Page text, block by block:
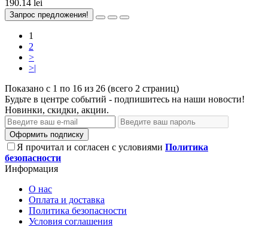
190.14 lei
Запрос предложения!
1
2
>
>|
Показано с 1 по 16 из 26 (всего 2 страниц)
Будьте в центре событий - подпишитесь на наши новости!
Новинки, скидки, акции.
Оформить подписку
Я прочитал и согласен с условиями Политика
безопасности
Информация
О нас
Оплата и доставка
Политика безопасности
Условия соглашения